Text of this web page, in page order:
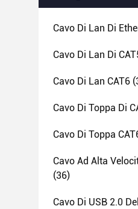
Cavo Di Lan Di
Cavo Di Lan Di
Cavo Di Lan CAT6
Cavo Di Toppa Di
Cavo Di Toppa
Cavo Ad Alta
(36)
Cavo Di USB 2.0 Del